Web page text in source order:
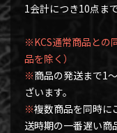
1会計につき10点ま
※KCS通常商品との
品を除く）
※商品の発送まで1
ざいます。
※複数商品を同時に
送時期の一番遅い商